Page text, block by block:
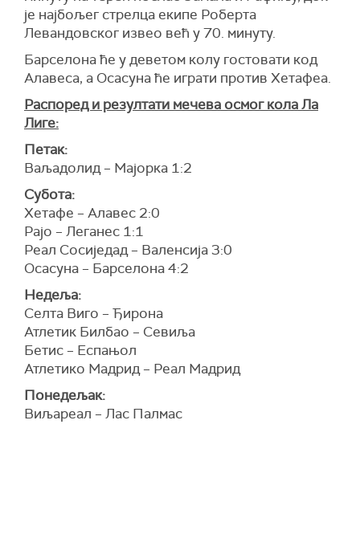
је најбољег стрелца екипе Роберта
Левандовског извео већ у 70. минуту.
Барселона ће у деветом колу гостовати код
Алавеса, а Осасуна ће играти против Хетафеа.
Распоред и резултати мечева осмог кола Ла
Лиге:
Петак:
Ваљадолид – Мајорка 1:2
Субота:
Хетафе – Алавес 2:0
Рајо – Леганес 1:1
Реал Сосиједад – Валенсија 3:0
Осасуна – Барселона 4:2
Недеља:
Селта Виго – Ђирона
Атлетик Билбао – Севиља
Бетис – Еспањол
Атлетико Мадрид – Реал Мадрид
Понедељак:
Виљареал – Лас Палмас